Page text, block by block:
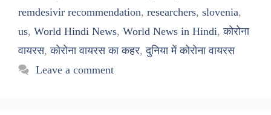
remdesivir recommendation, researchers, slovenia,
us, World Hindi News, World News in Hindi,कोरोना
वायरस,कोरोना वायरस का कहर,दुनिया में कोरोना वायरस
Leave a comment